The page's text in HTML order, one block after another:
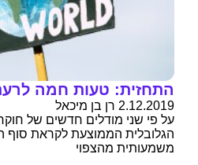
התחזית: טעות חמה
2.12.2019 רן בן מיכאל
על פי שני מודלים חדשים של
הגלובלית הממוצעת לקראת סוף
משמעותית מהצפוי